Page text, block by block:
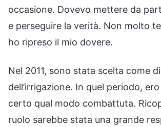
occasione. Dovevo mettere da
e perseguire la verità. Non molto
ho ripreso il mio dovere.
Nel 2011, sono stata scelta come
dell’irrigazione. In quel periodo,
certo qual modo combattuta.
ruolo sarebbe stata una grande